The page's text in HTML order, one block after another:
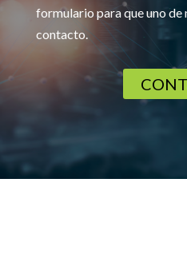
formulario para que uno de
contacto.